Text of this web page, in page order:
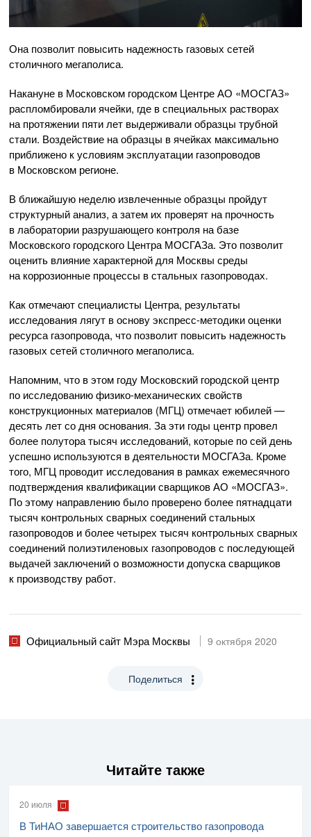
Она позволит повысить надежность газовых сетей
столичного мегаполиса.
Накануне в Московском городском ЦентреАО «МОСГАЗ»
распломбировали ячейки, где в специальных растворах
на протяжении пяти лет выдерживали образцы трубной
стали. Воздействие на образцы в ячейках максимально
приближено к условиям эксплуатации газопроводов
в Московском регионе.
В ближайшую неделю извлеченные образцы пройдут
структурный анализ, а затем их проверят на прочность
в лаборатории разрушающего контроля на базе
Московского городского Центра МОСГАЗа. Это позволит
оценить влияние характерной для Москвы среды
на коррозионные процессы в стальных газопроводах.
Как отмечают специалисты Центра, результаты
исследования лягут в основуэкспресс-методикиоценки
ресурса газопровода, что позволит повысить надежность
газовых сетей столичного мегаполиса.
Напомним, что в этом году Московский городской центр
по исследованиюфизико-механических свойств
конструкционных материалов (МГЦ) отмечает юбилей —
десять лет со дня основания. За эти годы центр провел
более полутора тысяч исследований, которые по сей день
успешно используются в деятельности МОСГАЗа. Кроме
того, МГЦ проводит исследования в рамках ежемесячного
подтверждения квалификации сварщиковАО «МОСГАЗ».
По этому направлению было проверено более пятнадцати
тысяч контрольных сварных соединений стальных
газопроводов и более четырех тысяч контрольных сварных
соединений полиэтиленовых газопроводов с последующей
выдачей заключений о возможности допуска сварщиков
к производству работ.
Официальный сайт Мэра Москвы 9 октября 2020
Поделиться
Читайте также
20 июля
В ТиНАО завершается строительство газопровода